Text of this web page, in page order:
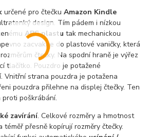
určené pro čtečkuAmazon Kindle
design. Tím pádem i nízkou
ABS plastu tak mechanickou
zacvakne do plastové vaničky, která
čtečky. Na spodní hraně je výřez
tlačítko. Pouzdro je potažené
. Vnitřní strana pouzdra je potažena
pouzdra přilehne na displej čtečky. Ten
poškrábání.
zavírání. Celkové rozměry a hmotnost
přesně kopírují rozměry čtečky.